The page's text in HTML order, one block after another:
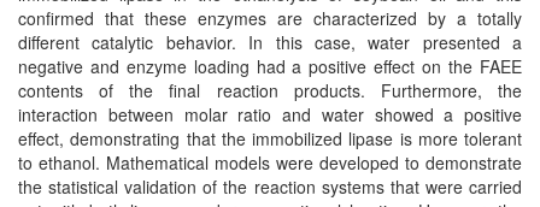
confirmed that these enzymes are characterized by a totally
different catalytic behavior. In this case, water presented a
negative and enzyme loading had a positive effect on the FAEE
contents of the final reaction products. Furthermore, the
interaction between molar ratio and water showed a positive
effect, demonstrating that the immobilized lipase is more tolerant
to ethanol. Mathematical models were developed to demonstrate
the statistical validation of the reaction systems that were carried